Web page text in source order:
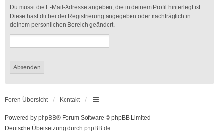
Du musst die E-Mail-Adresse angeben, die in deinem Profil hinterlegt ist.
Diese hast du bei der Registrierung angegeben oder nachträglich in
deinem persönlichen Bereich geändert.
Foren-Übersicht Kontakt
Powered by phpBB® Forum Software © phpBB Limited
Deutsche Übersetzung durch phpBB.de